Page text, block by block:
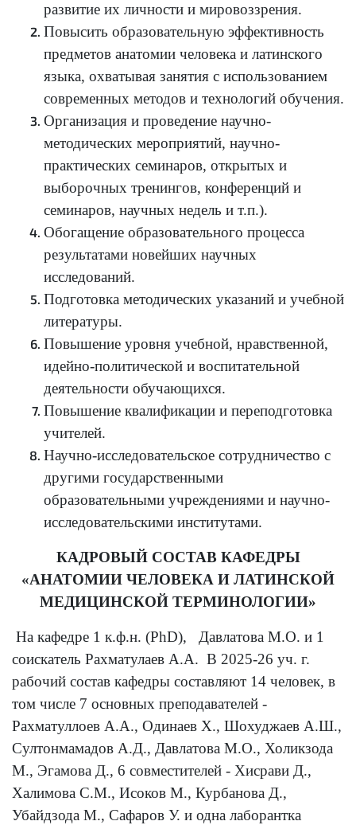
развитие их личности и мировоззрения.
Повысить образовательную эффективность
предметов анатомии человека и латинского
языка, охватывая занятия с использованием
современных методов и технологий обучения.
Организация и проведение научно-
методических мероприятий, научно-
практических семинаров, открытых и
выборочных тренингов, конференций и
семинаров, научных недель и т.п.).
Обогащение образовательного процесса
результатами новейших научных
исследований.
Подготовка методических указаний и учебной
литературы.
Повышение уровня учебной, нравственной,
идейно-политической и воспитательной
деятельности обучающихся.
Повышение квалификации и переподготовка
учителей.
Научно-исследовательское сотрудничество с
другими государственными
образовательными учреждениями и научно-
исследовательскими институтами.
КАДРОВЫЙ СОСТАВ КАФЕДРЫ
«АНАТОМИИ ЧЕЛОВЕКА И ЛАТИНСКОЙ
МЕДИЦИНСКОЙ ТЕРМИНОЛОГИИ»
На кафедре 1 к.ф.н. (PhD), Давлатова М.О. и 1
соискатель Рахматулаев А.А. В 2025-26 уч. г.
рабочий состав кафедры составляют 14 человек, в
том числе 7 основных преподавателей -
Рахматуллоев А.А., Одинаев Х., Шохуджаев А.Ш.,
Султонмамадов А.Д., Давлатова М.О., Холикзода
М., Эгамова Д., 6 совместителей - Хисрави Д.,
Халимова С.М., Исоков М., Курбанова Д.,
Убайдзода М., Сафаров У. и одна лаборантка